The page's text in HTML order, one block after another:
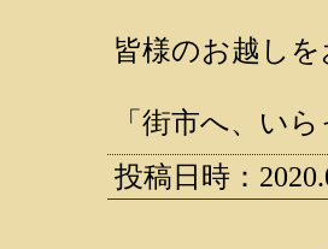
皆様のお越し
「街市へ、い
投稿日時：